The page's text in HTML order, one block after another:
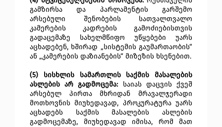
გამზირსა და პარლამენტის გარშემო
არსებული შენობების სათვალთვალო
კამერების კადრების გამოძიებისთვის
გადაცემაზე სახელმწიფო უწყებები უარს
აცხადებენ, ხშირად „სისტემის გაუმართაობის“
ან „კამერების დაზიანების“ მიზეზის ხსენებით.
(5) სისხლის სამართლის საქმის მასალების
ასლების არ გადმოცემა: საიას დაცვის ქვეშ
არსებულ პირთა მხრიდან მრავალჯერადი
მოთხოვნის მიუხედავად, პროკურატურა უარს
აცხადებს საქმის მასალების ასლების
გადმოცემაზე, მიუხედავად იმისა, რომ მათ